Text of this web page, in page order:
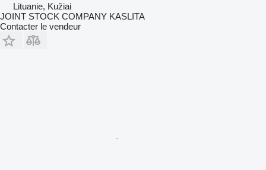
Lituanie, Kužiai
JOINT STOCK COMPANY KASLITA
Contacter le vendeur